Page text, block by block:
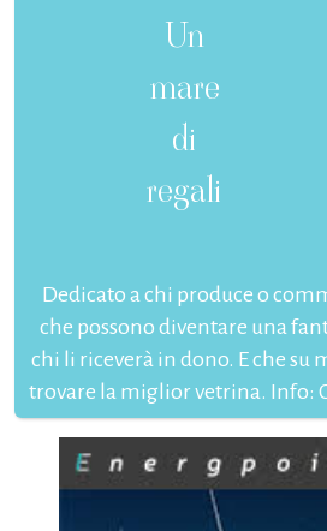
Un
mare
di
regali
Dedicato a chi produce o
che possono diventare una
chi li riceverà in dono. E che su
trovare la miglior vetrina. Info: